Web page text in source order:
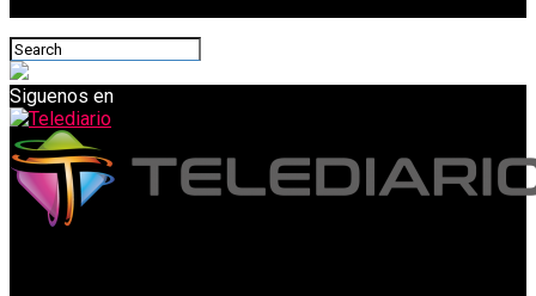
Siguenos en